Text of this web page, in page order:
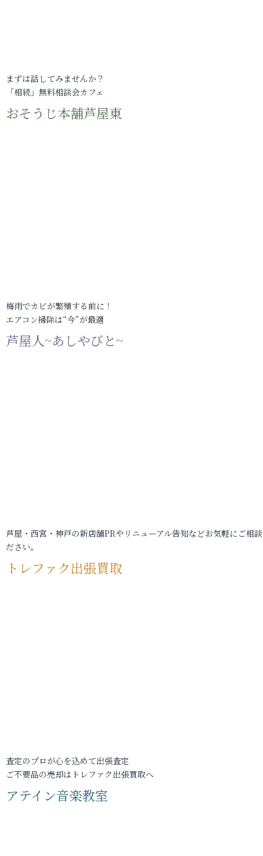
まずは話してみませんか？
「相続」無料相談会カフェ
おそうじ本舗芦屋東
梅雨でカビが繁殖する前に！
エアコン掃除は“今”が最適
芦屋人~あしやびと~
芦屋・西宮・神戸の新店舗PRやリニューアル告知などお気軽にご相
ださい。
トレファク出張買取
査定のプロが心を込めて出張査定
ご不要品の売却はトレファク出張買取へ
アテイン音楽教室